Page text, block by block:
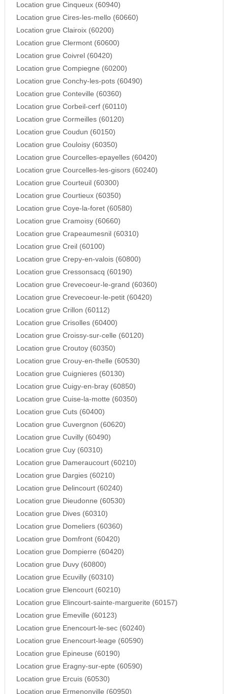
Location grue Cinqueux (60940)
Location grue Cires-les-mello (60660)
Location grue Clairoix (60200)
Location grue Clermont (60600)
Location grue Coivrel (60420)
Location grue Compiegne (60200)
Location grue Conchy-les-pots (60490)
Location grue Conteville (60360)
Location grue Corbeil-cerf (60110)
Location grue Cormeilles (60120)
Location grue Coudun (60150)
Location grue Couloisy (60350)
Location grue Courcelles-epayelles (60420)
Location grue Courcelles-les-gisors (60240)
Location grue Courteuil (60300)
Location grue Courtieux (60350)
Location grue Coye-la-foret (60580)
Location grue Cramoisy (60660)
Location grue Crapeaumesnil (60310)
Location grue Creil (60100)
Location grue Crepy-en-valois (60800)
Location grue Cressonsacq (60190)
Location grue Crevecoeur-le-grand (60360)
Location grue Crevecoeur-le-petit (60420)
Location grue Crillon (60112)
Location grue Crisolles (60400)
Location grue Croissy-sur-celle (60120)
Location grue Croutoy (60350)
Location grue Crouy-en-thelle (60530)
Location grue Cuignieres (60130)
Location grue Cuigy-en-bray (60850)
Location grue Cuise-la-motte (60350)
Location grue Cuts (60400)
Location grue Cuvergnon (60620)
Location grue Cuvilly (60490)
Location grue Cuy (60310)
Location grue Dameraucourt (60210)
Location grue Dargies (60210)
Location grue Delincourt (60240)
Location grue Dieudonne (60530)
Location grue Dives (60310)
Location grue Domeliers (60360)
Location grue Domfront (60420)
Location grue Dompierre (60420)
Location grue Duvy (60800)
Location grue Ecuvilly (60310)
Location grue Elencourt (60210)
Location grue Elincourt-sainte-marguerite (60157)
Location grue Emeville (60123)
Location grue Enencourt-le-sec (60240)
Location grue Enencourt-leage (60590)
Location grue Epineuse (60190)
Location grue Eragny-sur-epte (60590)
Location grue Ercuis (60530)
Location grue Ermenonville (60950)